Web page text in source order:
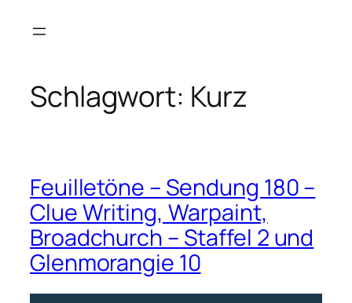
Inhalt
Schlagwort: Kurz
Feuilletöne – Sendung 180 –
Clue Writing, Warpaint,
Broadchurch – Staffel 2 und
Glenmorangie 10